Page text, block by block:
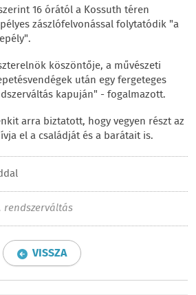
16 órától a Kossuth téren
zászlófelvonással folytatódik "a
köszöntője, a művészeti
után egy fergeteges
kapuján" - fogalmazott.
arra biztatott, hogy vegyen részt az
el a családját és a barátait is.
rendszerváltás
VISSZA